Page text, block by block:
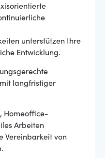
unterstützen Ihre
Entwicklung.
langfristiger
Homeoffice-
Arbeiten
Vereinbarkeit von